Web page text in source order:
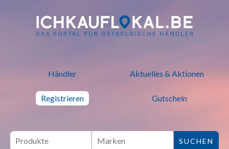
ich kauf lokal - Bei lokalen
Händler Aktuelles & Aktionen
Registrieren Gutschein